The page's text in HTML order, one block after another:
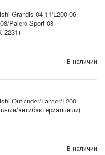
Grandis 04-11/L200 06-
Pajero Sport 08-
2231)
В наличии
Outlander/Lancer/L200
антибактериальный)
В наличии